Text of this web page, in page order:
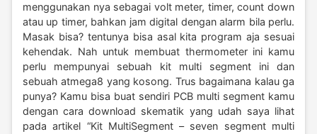
menggunakan nya sebagai volt meter, timer, count down
atau up timer, bahkan jam digital dengan alarm bila perlu.
Masak bisa? tentunya bisa asal kita program aja sesuai
kehendak. Nah untuk membuat thermometer ini kamu
perlu mempunyai sebuah kit multi segment ini dan
sebuah atmega8 yang kosong. Trus bagaimana kalau ga
punya? Kamu bisa buat sendiri PCB multi segment kamu
dengan cara download skematik yang udah saya lihat
pada artikel “Kit MultiSegment – seven segment multi